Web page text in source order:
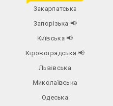
Закарпатська
Запорізька 📢
Київська📢
Кіровоградська 📢
Львівська
Миколаївська
Одеська